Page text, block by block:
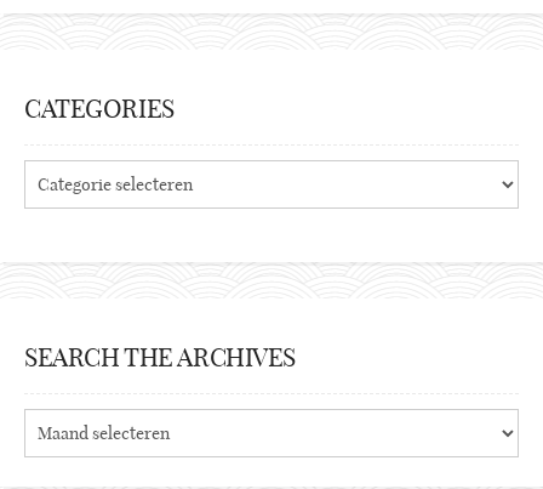
CATEGORIES
SEARCH THE ARCHIVES
the